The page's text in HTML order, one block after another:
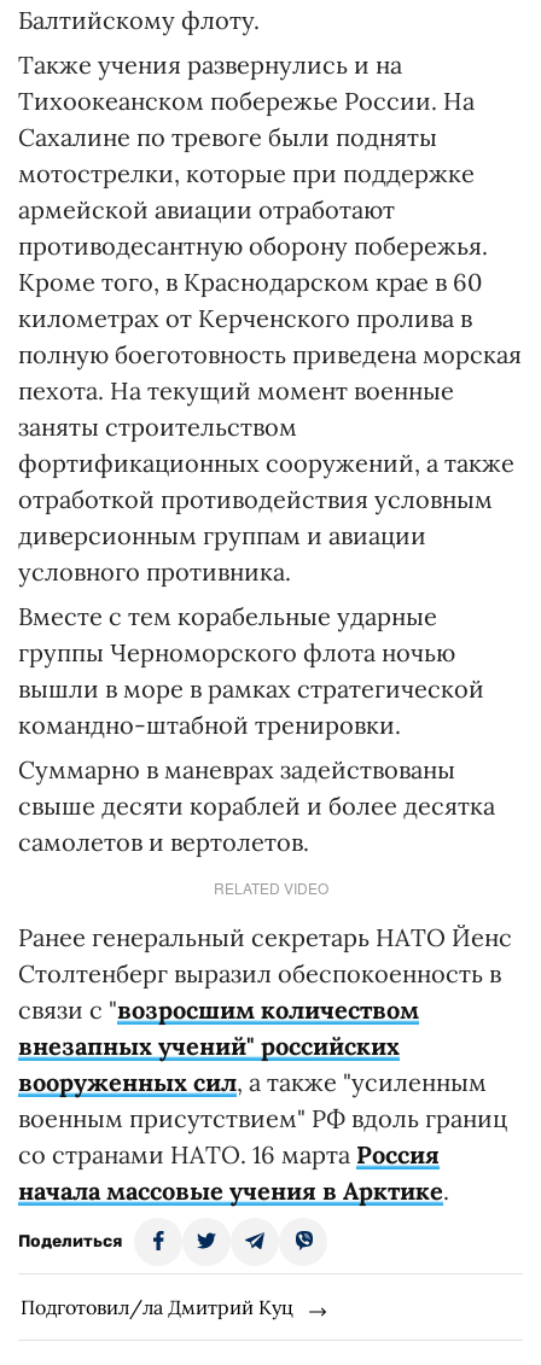
Балтийскому флоту.
Также учения развернулись и на
Тихоокеанском побережье России. На
Сахалине по тревоге были подняты
мотострелки, которые при поддержке
армейской авиации отработают
противодесантную оборону побережья.
Кроме того, в Краснодарском крае в 60
километрах от Керченского пролива в
полную боеготовность приведена морская
пехота. На текущий момент военные
заняты строительством
фортификационных сооружений, а также
отработкой противодействия условным
диверсионным группам и авиации
условного противника.
Вместе с тем корабельные ударные
группы Черноморского флота ночью
вышли в море в рамках стратегической
командно-штабной тренировки.
Суммарно в маневрах задействованы
свыше десяти кораблей и более десятка
самолетов и вертолетов.
RELATED VIDEO
Ранее генеральный секретарь НАТО Йенс
Столтенберг выразил обеспокоенность в
связи с "возросшим количеством
внезапных учений" российских
вооруженных сил, а также "усиленным
военным присутствием" РФ вдоль границ
со странами НАТО. 16 марта Россия
начала массовые учения в Арктике.
Поделиться
Подготовил/ла Дмитрий Куц